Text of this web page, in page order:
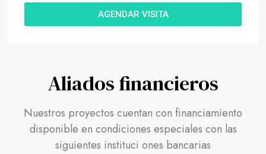
AGENDAR VISITA
Aliados financieros
Nuestros proyectos cuentan con financiamiento
disponible en condiciones especiales con las
siguientes instituci ones bancarias